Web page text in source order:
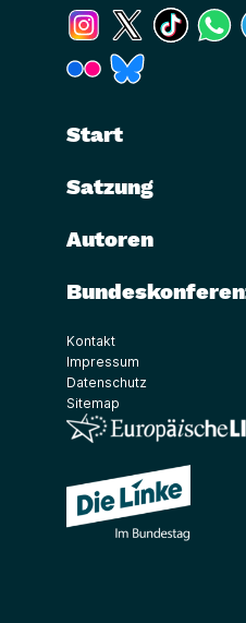
(Link öffnet ein
(Link öffnet
(Link
(Link öffnet ein neues
Start
Satzung
Autoren
Kontakt
Impressum
Datenschutz
Sitemap